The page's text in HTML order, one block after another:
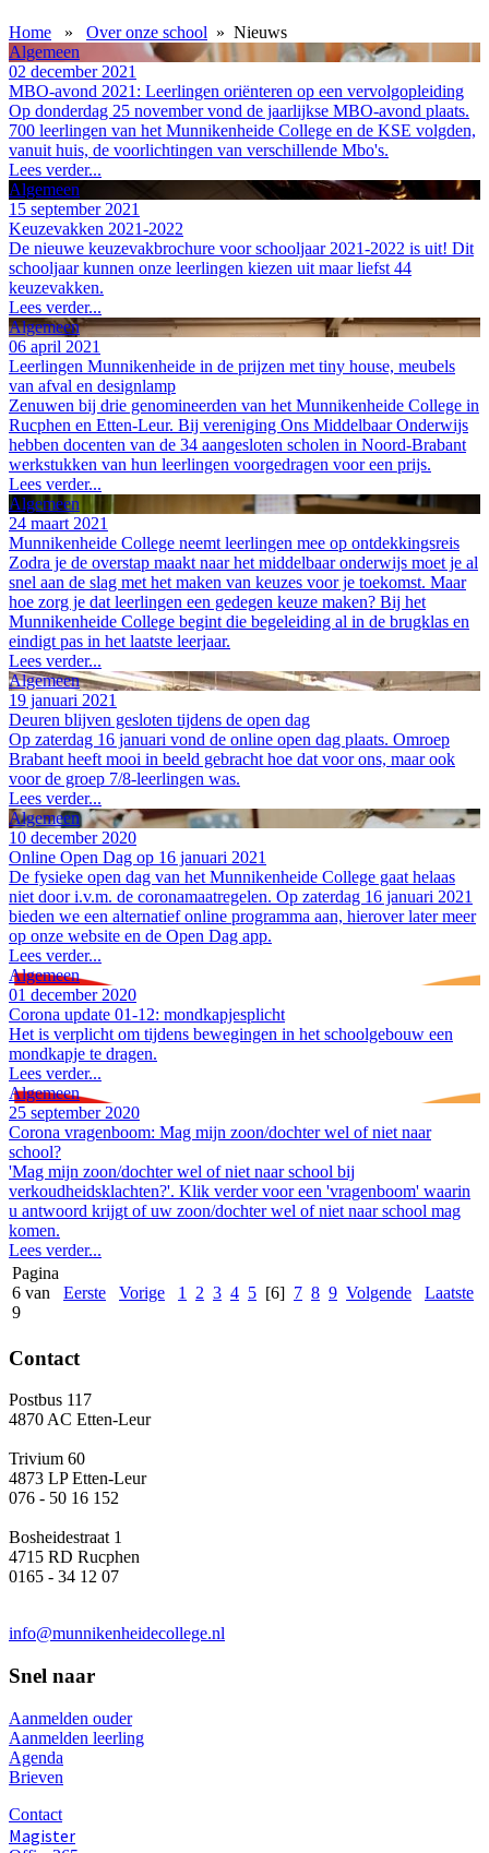
Home » Over onze school » Nieuws
Algemeen
02 december 2021
MBO-avond 2021: Leerlingen oriënteren op een vervolgopleiding
Op donderdag 25 november vond de jaarlijkse MBO-avond plaats.
700 leerlingen van het Munnikenheide College en de KSE volgden,
vanuit huis, de voorlichtingen van verschillende Mbo's.
Lees verder...
Algemeen
15 september 2021
Keuzevakken 2021-2022
De nieuwe keuzevakbrochure voor schooljaar 2021-2022 is uit! Dit
schooljaar kunnen onze leerlingen kiezen uit maar liefst 44
keuzevakken.
Lees verder...
Algemeen
06 april 2021
Leerlingen Munnikenheide in de prijzen met tiny house, meubels
van afval en designlamp
Zenuwen bij drie genomineerden van het Munnikenheide College in
Rucphen en Etten-Leur. Bij vereniging Ons Middelbaar Onderwijs
hebben docenten van de 34 aangesloten scholen in Noord-Brabant
werkstukken van hun leerlingen voorgedragen voor een prijs.
Lees verder...
Algemeen
24 maart 2021
Munnikenheide College neemt leerlingen mee op ontdekkingsreis
Zodra je de overstap maakt naar het middelbaar onderwijs moet je al
snel aan de slag met het maken van keuzes voor je toekomst. Maar
hoe zorg je dat leerlingen een gedegen keuze maken? Bij het
Munnikenheide College begint die begeleiding al in de brugklas en
eindigt pas in het laatste leerjaar.
Lees verder...
Algemeen
19 januari 2021
Deuren blijven gesloten tijdens de open dag
Op zaterdag 16 januari vond de online open dag plaats. Omroep
Brabant heeft mooi in beeld gebracht hoe dat voor ons, maar ook
voor de groep 7/8-leerlingen was.
Lees verder...
Algemeen
10 december 2020
Online Open Dag op 16 januari 2021
De fysieke open dag van het Munnikenheide College gaat helaas
niet door i.v.m. de coronamaatregelen. Op zaterdag 16 januari 2021
bieden we een alternatief online programma aan, hierover later meer
op onze website en de Open Dag app.
Lees verder...
Algemeen
01 december 2020
Corona update 01-12: mondkapjesplicht
Het is verplicht om tijdens bewegingen in het schoolgebouw een
mondkapje te dragen.
Lees verder...
Algemeen
25 september 2020
Corona vragenboom: Mag mijn zoon/dochter wel of niet naar
school?
'Mag mijn zoon/dochter wel of niet naar school bij
verkoudheidsklachten?'. Klik verder voor een 'vragenboom' waarin
u antwoord krijgt of uw zoon/dochter wel of niet naar school mag
komen.
Lees verder...
Pagina
6 van
9
Eerste Vorige 1 2 3 4 5 [6] 7 8 9 Volgende Laatste
Contact
Postbus 117
4870 AC Etten-Leur
Trivium 60
4873 LP Etten-Leur
076 - 50 16 152
Bosheidestraat 1
4715 RD Rucphen
0165 - 34 12 07
info@munnikenheidecollege.nl
Snel naar
Aanmelden ouder
Aanmelden leerling
Agenda
Brieven
Contact
Magister